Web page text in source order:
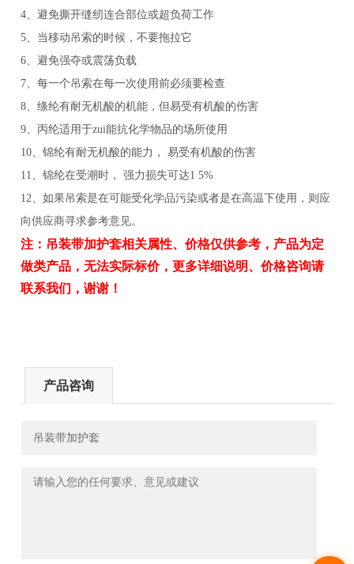
4、避免撕开缝纫连合部位或超负荷工作
5、当移动吊索的时候，不要拖拉它
6、避免强夺或震荡负载
7、每一个吊索在每一次使用前必须要检查
8、绦纶有耐无机酸的机能，但易受有机酸的伤害
9、丙纶适用于zui能抗化学物品的场所使用
10、锦纶有耐无机酸的能力， 易受有机酸的伤害
11、锦纶在受潮时， 强力损失可达1 5%
12、如果吊索是在可能受化学品污染或者是在高温下使用，则应
向供应商寻求参考意见。
注： 吊装带加护套相关属性、价格仅供参考，产品为定
做类产品，无法实际标价，更多详细说明、价格咨询请
联系我们，谢谢！
产品咨询